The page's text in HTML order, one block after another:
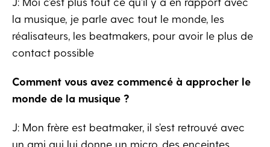
la musique, je parle avec tout le monde, les
réalisateurs, les beatmakers, pour avoir le plus de
contact possible
Comment vous avez commencé à approcher le
monde de la musique ?
J: Mon frère est beatmaker, il s’est retrouvé avec
un ami qui lui donne un micro, des enceintes